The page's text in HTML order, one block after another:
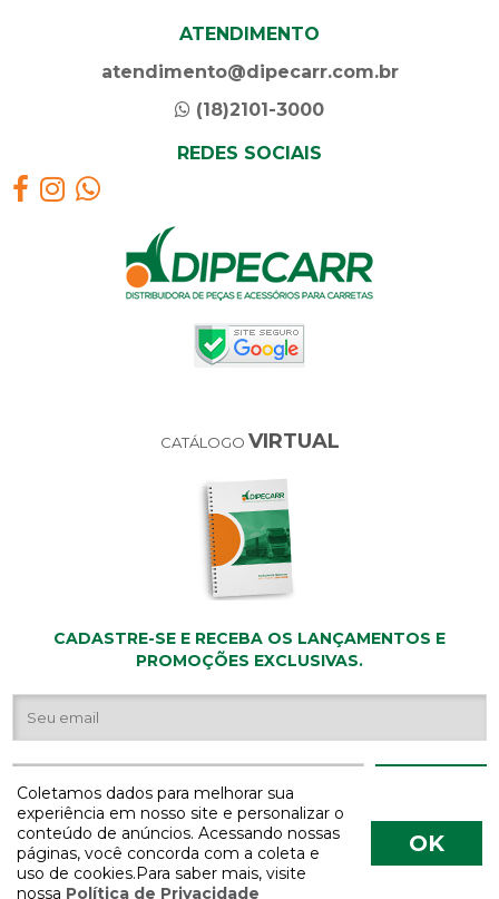
ATENDIMENTO
atendimento@dipecarr.com.br
(18)2101-3000
REDES SOCIAIS
CATÁLOGO VIRTUAL
CADASTRE-SE E RECEBA OS LANÇAMENTOS E
PROMOÇÕES EXCLUSIVAS.
Coletamos dados para melhorar sua
experiência em nosso site e personalizar o
conteúdo de anúncios. Acessando nossas
páginas, você concorda com a coleta e
uso de cookies.Para saber mais, visite
nossa Política de Privacidade
OK